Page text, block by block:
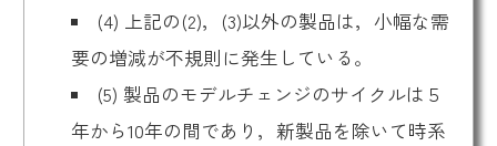
(4) 上記の(2)，(3)以外の製品は，小幅な需
要の増減が不規則に発生している。
(5) 製品のモデルチェンジのサイクルは５
年から10年の間であり，新製品を除いて時系